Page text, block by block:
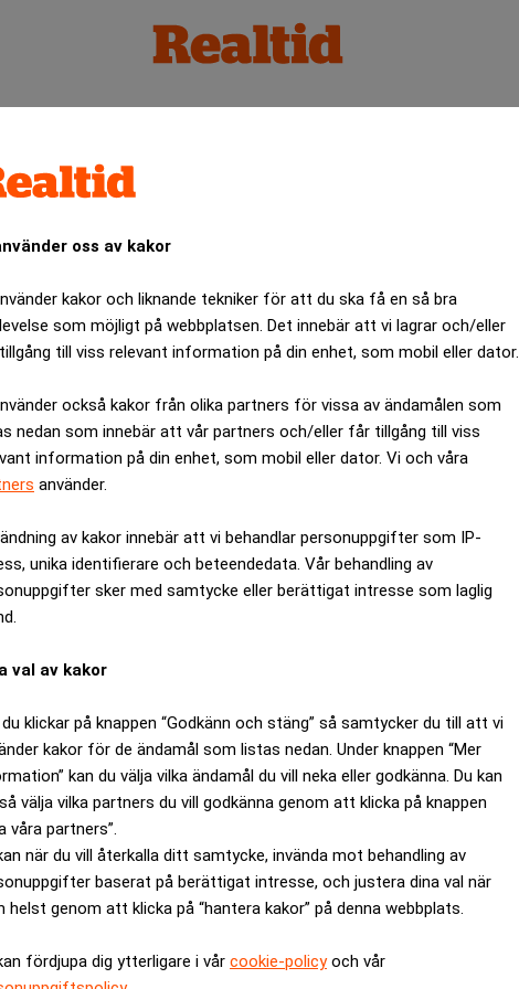
oss av kakor
kakor och liknande tekniker för att du ska få en så bra
som möjligt på webbplatsen. Det innebär att vi lagrar och/eller
till viss relevant information på din enhet, som mobil eller dator.
också kakor från olika partners för vissa av ändamålen som
nedan som innebär att vår partners och/eller får tillgång till viss
information på din enhet, som mobil eller dator. Vi och våra
använder.
av kakor innebär att vi behandlar personuppgifter som IP-
unika identifierare och beteendedata. Vår behandling av
sker med samtycke eller berättigat intresse som laglig
val av kakor
klickar på knappen “Godkänn och stäng” så samtycker du till att vi
kakor för de ändamål som listas nedan. Under knappen “Mer
kan du välja vilka ändamål du vill neka eller godkänna. Du kan
välja vilka partners du vill godkänna genom att klicka på knappen
våra partners”.
när du vill återkalla ditt samtycke, invända mot behandling av
baserat på berättigat intresse, och justera dina val när
helst genom att klicka på “hantera kakor” på denna webbplats.
fördjupa dig ytterligare i vår cookie-policyoch vår
första självkörande färja